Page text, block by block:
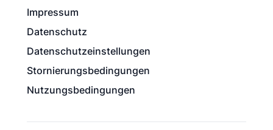
Impressum
Datenschutz
Datenschutzeinstellungen
Stornierungsbedingungen
Nutzungsbedingungen